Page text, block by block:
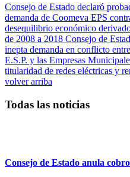
Consejo de Estado declaró
demanda de Coomeva EPS
desequilibrio económico
de 2008 a 2018 Consejo de
inepta demanda en conflicto
E.S.P. y las Empresas
titularidad de redes eléctricas y
volver arriba
Todas las noticias
Consejo de Estado anula